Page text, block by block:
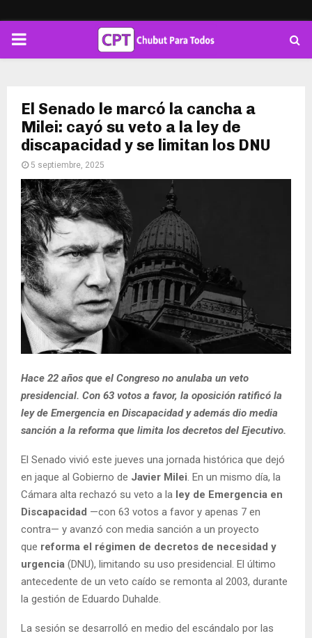
PRIMARY
El Senado le marcó la cancha a
Milei: cayó su veto a la ley de
discapacidad y se limitan los DNU
5 septiembre, 2025
Hace 22 años que el Congreso no anulaba un veto
presidencial. Con 63 votos a favor, la oposición ratificó la
ley de Emergencia en Discapacidad y además dio media
sanción a la reforma que limita los decretos del Ejecutivo.
El Senado vivió este jueves una jornada histórica que dejó
en jaque al Gobierno de Javier Milei. En un mismo día, la
Cámara alta rechazó su veto a la ley de Emergencia en
Discapacidad —con 63 votos a favor y apenas 7 en
contra— y avanzó con media sanción a un proyecto
que reforma el régimen de decretos de necesidad y
urgencia (DNU), limitando su uso presidencial. El último
antecedente de un veto caído se remonta al 2003, durante
la gestión de Eduardo Duhalde.
La sesión se desarrolló en medio del escándalo por las